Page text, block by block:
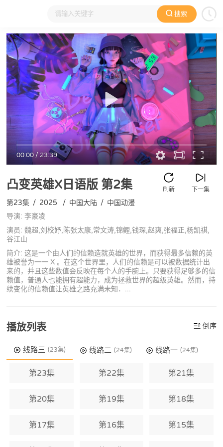
搜索
大家在看 日本动漫 国产动漫 欧美动漫 动漫电影
00:00/23:39
凸变英雄X日语版第2集 下一集
刷新
第23集 / 2025 / 中国大陆 / 中国动漫
导演: 李豪凌
演员: 魏超,刘校妤,陈张太康,常文涛,锦鲤,钱琛,赵爽,张福正,杨凯祺,
谷江山
简介: 这是一个由人们的信赖造就英雄的世界，而获得最多信赖的英
雄被誉为一一 X 。在这个世界里，人们的信赖是可以被数据统计出
来的，并且这些数值会反映在每个人的手腕上。只要获得足够多的信
赖值，普通人也能拥有超能力，成为拯救世界的超级英雄。然而，持
续变化的信赖值让英雄之路充满未知．...
播放列表 倒序
线路三 (23集) 线路二 (24集) 线路一 (24集)
第23集 第22集 第21集
第20集 第19集 第18集
第17集 第16集 第15集